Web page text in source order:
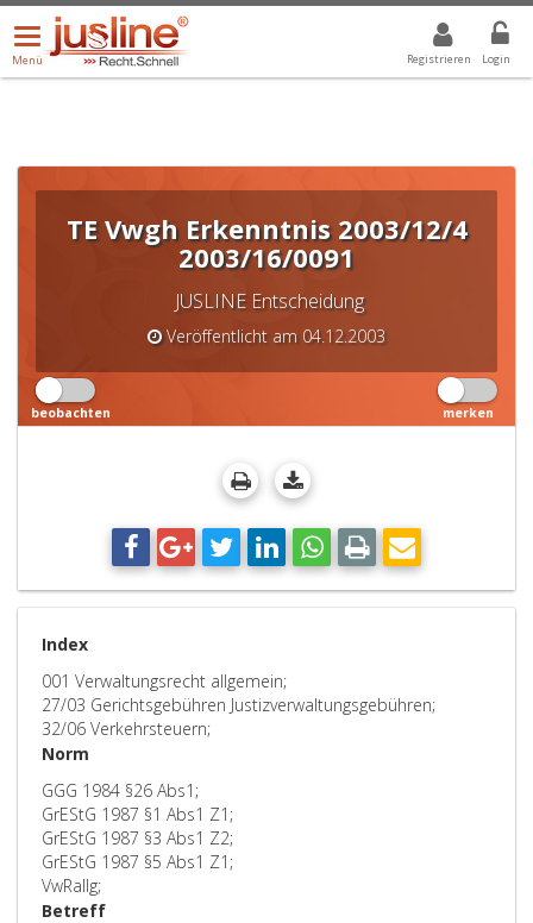
Registrieren Login
Menü
öffnen/schließen
Menü
ALLE DROPDOWN: GEWÄHLTER WERT IST ALLE
TE Vwgh Erkenntnis 2003/12/4
2003/16/0091
JUSLINE Entscheidung
Veröffentlicht am 04.12.2003
beobachten merken
Index
001 Verwaltungsrecht allgemein;
27/03 Gerichtsgebühren Justizverwaltungsgebühren;
32/06 Verkehrsteuern;
Norm
GGG 1984 §26 Abs1;
GrEStG 1987 §1 Abs1 Z1;
GrEStG 1987 §3 Abs1 Z2;
GrEStG 1987 §5 Abs1 Z1;
VwRallg;
Betreff